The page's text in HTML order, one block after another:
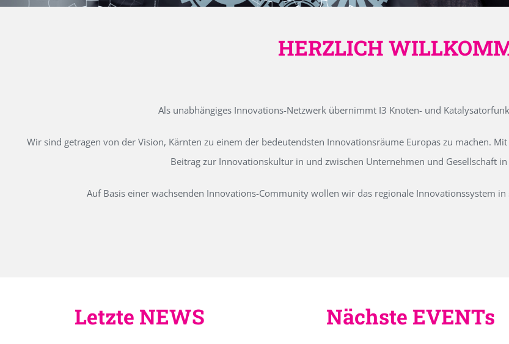
HERZLICH
Als unabhängiges Innovations-Netzwerk übernimmt I3 Knoten- und
Wir sind getragen von der Vision, Kärnten zu einem der bedeutendsten Innovationsräume Europas zu machen.
Beitrag zur Innovationskultur in und zwischen Unternehmen und Gesellschaft
Auf Basis einer wachsenden Innovations-Community wollen wir das regionale Innovationssystem
Letzte NEWS Nächste EVENTs